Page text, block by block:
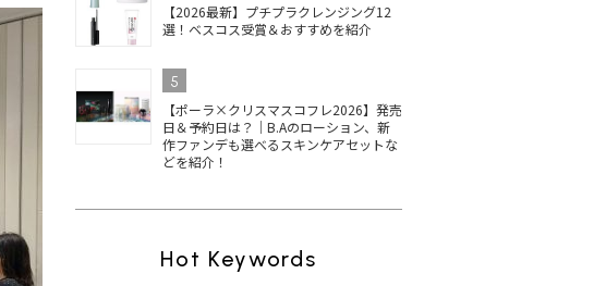
【2026最新】プチプラクレンジング12
選！ベスコス受賞＆おすすめを紹介
5
【ポーラ×クリスマスコフレ2026】発売
日＆予約日は？｜B.Aのローション、新
作ファンデも選べるスキンケアセットな
どを紹介！
Hot Keywords